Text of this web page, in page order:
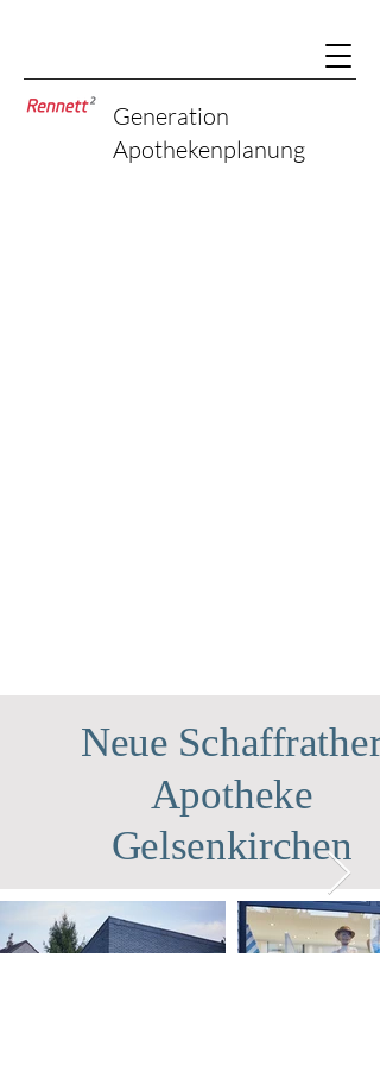
Generation
Apothekenplanung
Neue Schaffrather
Apotheke
Gelsenkirchen